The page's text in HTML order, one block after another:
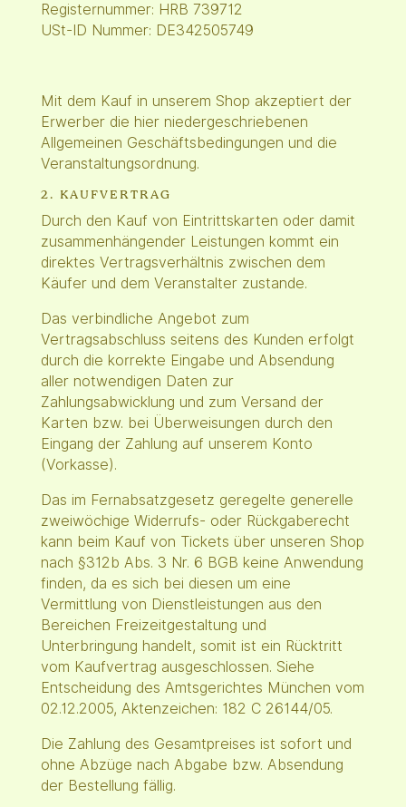
Registernummer: HRB 739712
USt-ID Nummer: DE342505749
Mit dem Kauf in unserem Shop akzeptiert der
Erwerber die hier niedergeschriebenen
Allgemeinen Geschäftsbedingungen und die
Veranstaltungsordnung.
2. KAUFVERTRAG
Durch den Kauf von Eintrittskarten oder damit
zusammenhängender Leistungen kommt ein
direktes Vertragsverhältnis zwischen dem
Käufer und dem Veranstalter zustande.
Das verbindliche Angebot zum
Vertragsabschluss seitens des Kunden erfolgt
durch die korrekte Eingabe und Absendung
aller notwendigen Daten zur
Zahlungsabwicklung und zum Versand der
Karten bzw. bei Überweisungen durch den
Eingang der Zahlung auf unserem Konto
(Vorkasse).
Das im Fernabsatzgesetz geregelte generelle
zweiwöchige Widerrufs- oder Rückgaberecht
kann beim Kauf von Tickets über unseren Shop
nach §312b Abs. 3 Nr. 6 BGB keine Anwendung
finden, da es sich bei diesen um eine
Vermittlung von Dienstleistungen aus den
Bereichen Freizeitgestaltung und
Unterbringung handelt, somit ist ein Rücktritt
vom Kaufvertrag ausgeschlossen. Siehe
Entscheidung des Amtsgerichtes München vom
02.12.2005, Aktenzeichen: 182 C 26144/05.
Die Zahlung des Gesamtpreises ist sofort und
ohne Abzüge nach Abgabe bzw. Absendung
der Bestellung fällig.